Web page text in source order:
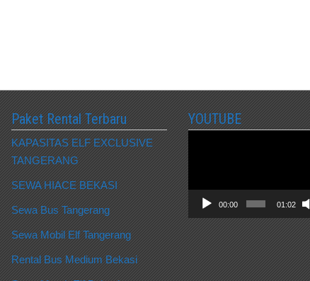
Paket Rental Terbaru
KAPASITAS ELF EXCLUSIVE
TANGERANG
SEWA HIACE BEKASI
Sewa Bus Tangerang
Sewa Mobil Elf Tangerang
Rental Bus Medium Bekasi
YOUTUBE
00:00 01:02